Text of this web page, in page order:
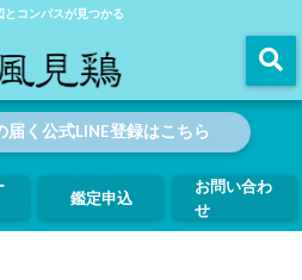
とコンパスが見つかる
く公式LINE登録はこちら
鑑定申込
お問い合わ
せ